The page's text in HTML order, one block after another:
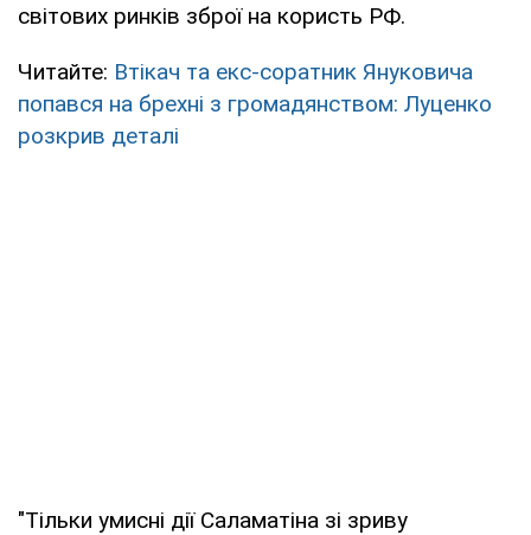
світових ринків зброї на користь РФ.
Читайте: Втікач та екс-соратник Януковича
попався на брехні з громадянством: Луценко
розкрив деталі
"Тільки умисні дії Саламатіна зі зриву